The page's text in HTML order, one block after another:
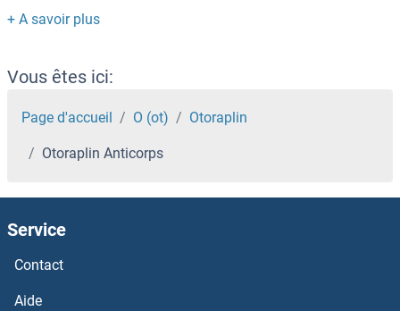
Osteopontin Anticorps
Osteomodulin Anticorps
Osteocrin Anticorps
Osteocalcin Anticorps
OSR2 Anticorps
Vous êtes ici:
Page d'accueil O (ot) Otoraplin
Otoraplin Anticorps
Service
Contact
Aide